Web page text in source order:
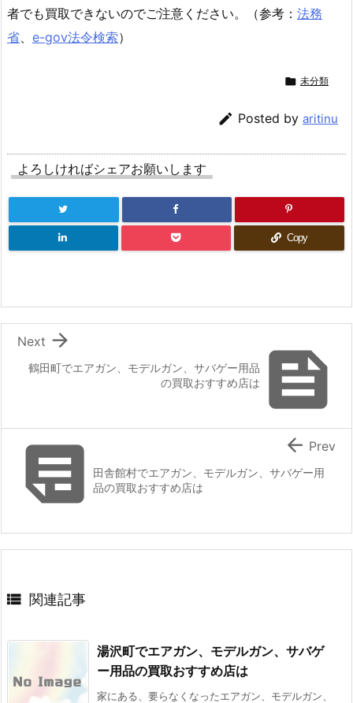
者でも買取できないのでご注意ください。（参考： 法務
省、 e-gov法令検索）
 未分類
 Posted by aritinu
よろしければシェアお願いします
Copy

鶴田町でエアガン、モデルガン、サバゲー用品
の買取おすすめ店は

Next
田舎館村でエアガン、モデルガン、サバゲー用
品の買取おすすめ店は
 Prev
 関連記事
湯沢町でエアガン、モデルガン、サバゲ
ー用品の買取おすすめ店は
家にある、要らなくなったエアガン、モデルガン、